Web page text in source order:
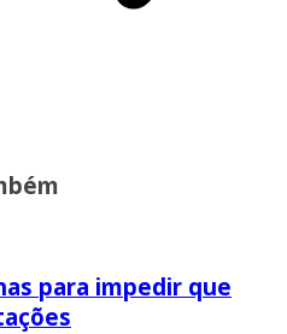
para impedir que